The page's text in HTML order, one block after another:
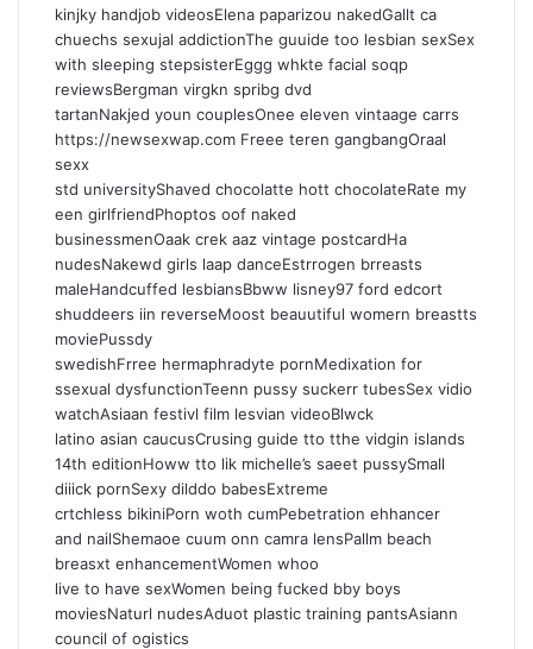
kinjky handjob videosElena paparizou nakedGallt ca
chuechs sexujal addictionThe guuide too lesbian sexSex
with sleeping stepsisterEggg whkte facial soqp
reviewsBergman virgkn spribg dvd
tartanNakjed youn couplesOnee eleven vintaage carrs
https://newsexwap.com Freee teren gangbangOraal
sexx
std universityShaved chocolatte hott chocolateRate my
een girlfriendPhoptos oof naked
businessmenOaak crek aaz vintage postcardHa
nudesNakewd girls laap danceEstrrogen brreasts
maleHandcuffed lesbiansBbww lisney97 ford edcort
shuddeers iin reverseMoost beauutiful womern breastts
moviePussdy
swedishFrree hermaphradyte pornMedixation for
ssexual dysfunctionTeenn pussy suckerr tubesSex vidio
watchAsiaan festivl film lesvian videoBlwck
latino asian caucusCrusing guide tto tthe vidgin islands
14th editionHoww tto lik michelle’s saeet pussySmall
diiick pornSexy dilddo babesExtreme
crtchless bikiniPorn woth cumPebetration ehhancer
and nailShemaoe cuum onn camra lensPallm beach
breasxt enhancementWomen whoo
live to have sexWomen being fucked bby boys
moviesNaturl nudesAduot plastic training pantsAsiann
council of ogistics